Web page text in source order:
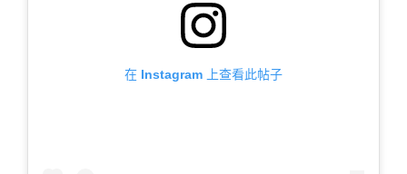
在 Instagram 上查看此帖子